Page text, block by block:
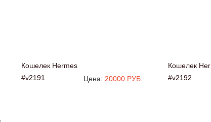
Кошелек Hermes
#v2191
Цена: 20000 РУБ.
Кошелек
#v2192